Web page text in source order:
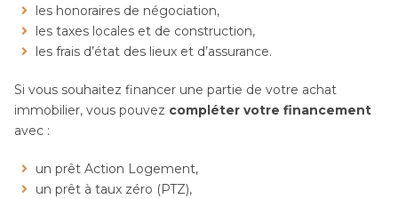
les honoraires de négociation,
les taxes locales et de construction,
les frais d’état des lieux et d’assurance.
Si vous souhaitez financer une partie de votre achat
immobilier, vous pouvez compléter votre financement
avec :
un prêt Action Logement,
un prêt à taux zéro (PTZ),